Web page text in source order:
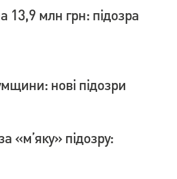
13,9 млн грн: підозра
нові підозри
«м’яку» підозру: